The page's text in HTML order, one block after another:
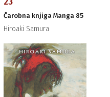
Čarobna knjiga Manga 85
Hiroaki Samura